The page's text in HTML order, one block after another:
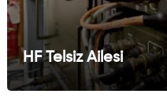
HF Telsiz Ailesi